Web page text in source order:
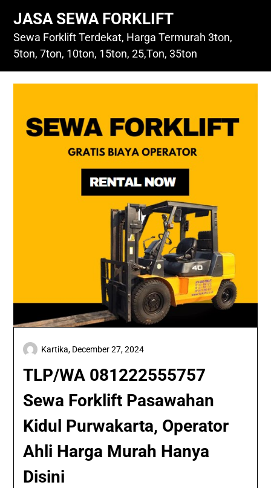
content
JASA SEWA FORKLIFT
Sewa Forklift Terdekat, Harga Termurah 3ton,
5ton, 7ton, 10ton, 15ton, 25,Ton, 35ton
TLP/WA 081222555757
Sewa Forklift Pasawahan
Kidul Purwakarta, Operator
Ahli Harga Murah Hanya
Disini
Kartika, December 27, 2024